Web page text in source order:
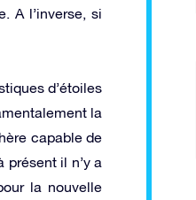
A l’inverse, si
d’étoiles
la
capable de
il n’y a
la nouvelle